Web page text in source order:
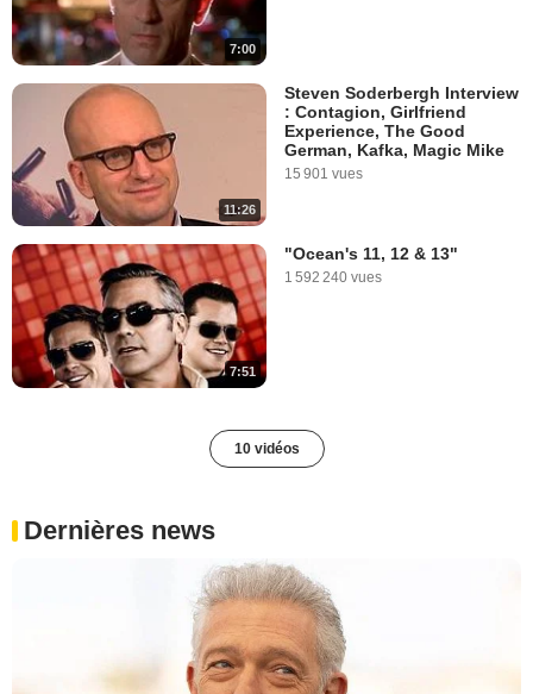
7:00
11:26
Steven Soderbergh Interview
: Contagion, Girlfriend
Experience, The Good
German, Kafka, Magic Mike
15 901 vues
7:51
"Ocean's 11, 12 & 13"
1 592 240 vues
10 vidéos
Dernières news